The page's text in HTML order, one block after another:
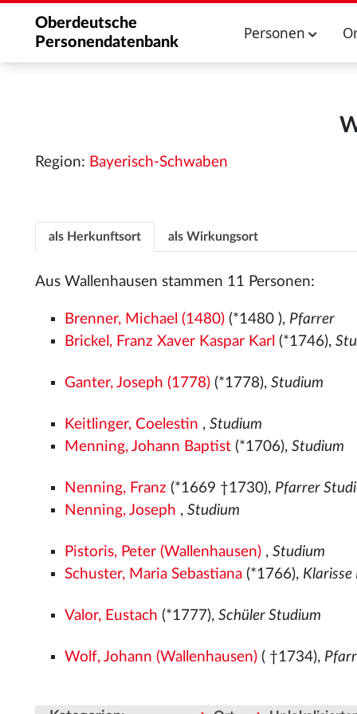
Oberdeutsche
Personendatenbank
Personen
Region: Bayerisch-Schwaben
als Herkunftsort als Wirkungsort
Aus Wallenhausen stammen 11 Personen:
Brenner, Michael (1480) (*1480 ), Pfarrer
Brickel, Franz Xaver Kaspar Karl (*1746),
Ganter, Joseph (1778) (*1778),Studium
Keitlinger, Coelestin ,Studium
Menning, Johann Baptist (*1706),Studium
Nenning, Franz (*1669 †1730), Pfarrer
Nenning, Joseph ,Studium
Pistoris, Peter (Wallenhausen) ,Studium
Schuster, Maria Sebastiana (*1766), Klarisse
Valor, Eustach (*1777),Schüler Studium
Wolf, Johann (Wallenhausen) ( †1734),